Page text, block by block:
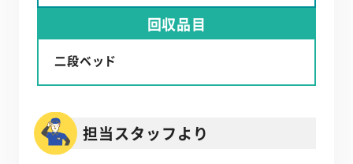
回収品目
二段ベッド
担当スタッフより